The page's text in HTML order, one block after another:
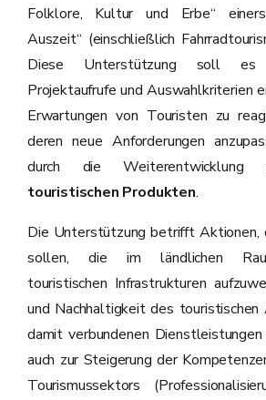
Folklore, Kultur und Erbe“
Auszeit“ (einschließlich
Diese Unterstützung soll es
Projektaufrufe und Auswahlkriterien
Erwartungen von Touristen zu
deren neue Anforderungen
durch die
touristischen Produkten.
Die Unterstützung betrifft Aktionen,
sollen, die im ländlichen
touristischen Infrastrukturen
und Nachhaltigkeit des
damit verbundenen
auch zur Steigerung der
Tourismussektors